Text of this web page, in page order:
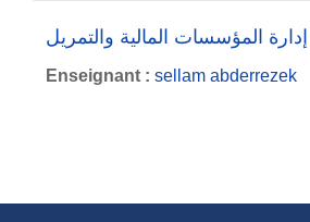
إدارة المؤسسات المالية والتمريل
Enseignant : sellam abderrezek